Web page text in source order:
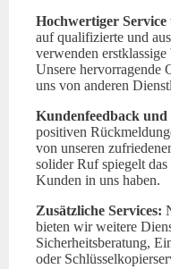
Hochwertiger
auf qualifizierte und
verwenden
Unsere hervorragende
uns von anderen
Kundenfeedback
positiven
von unseren
solider Ruf spiegelt
Kunden in uns haben.
Zusätzliche Services:
bieten wir weitere
Sicherheitsberatung,
oder